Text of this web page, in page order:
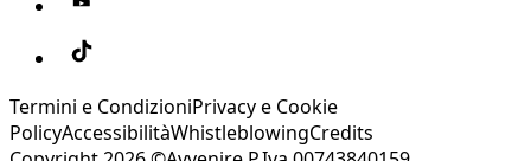
Termini e CondizioniPrivacy e Cookie
PolicyAccessibilitàWhistleblowingCredits